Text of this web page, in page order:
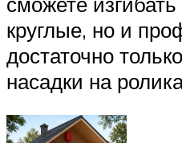
круглые, но и
достаточно
насадки на